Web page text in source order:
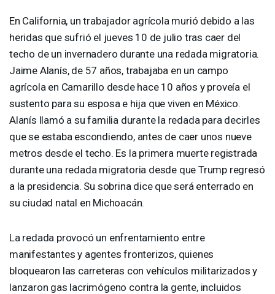
En California, un trabajador agrícola murió debido a las
heridas que sufrió el jueves 10 de julio tras caer del
techo de un invernadero durante una redada migratoria.
Jaime Alanís, de 57 años, trabajaba en un campo
agrícola en Camarillo desde hace 10 años y proveía el
sustento para su esposa e hija que viven en México.
Alanís llamó a su familia durante la redada para decirles
que se estaba escondiendo, antes de caer unos nueve
metros desde el techo. Es la primera muerte registrada
durante una redada migratoria desde que Trump regresó
a la presidencia. Su sobrina dice que será enterrado en
su ciudad natal en Michoacán.
La redada provocó un enfrentamiento entre
manifestantes y agentes fronterizos, quienes
bloquearon las carreteras con vehículos militarizados y
lanzaron gas lacrimógeno contra la gente, incluidos